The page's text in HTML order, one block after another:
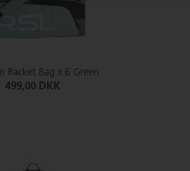
Racket Bag x 6 Green
499,00 DKK